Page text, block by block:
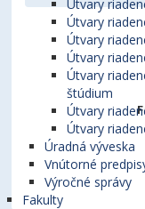
Útvary
Útvary
Útvary
Útvary
Útvary
štúdium
Útvary
Útvary
Úradná výveska
Vnútorné
Výročné správy
Fakulty